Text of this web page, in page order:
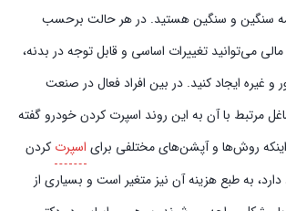
سنگین و سنگین هستید. در هر حالت برحسب
مالی می‌توانید تغییرات اساسی و قابل توجه در بدنه،
و غیره ایجاد کنید. در بین افراد فعال در صنعت
مرتبط با آن به این روند اسپرت کردن خودرو گفته
روش‌ها و آپشن‌های مختلفی برای اسپرت کردن
به طبع هزینه آن نیز متغیر است و بسیاری از